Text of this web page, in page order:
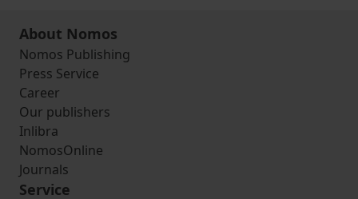
About Nomos
Nomos Publishing
Press Service
Career
Our publishers
Inlibra
NomosOnline
Journals
Service